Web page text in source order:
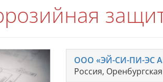
ООО «ЭЙ-СИ-ПИ-ЭС
Россия,